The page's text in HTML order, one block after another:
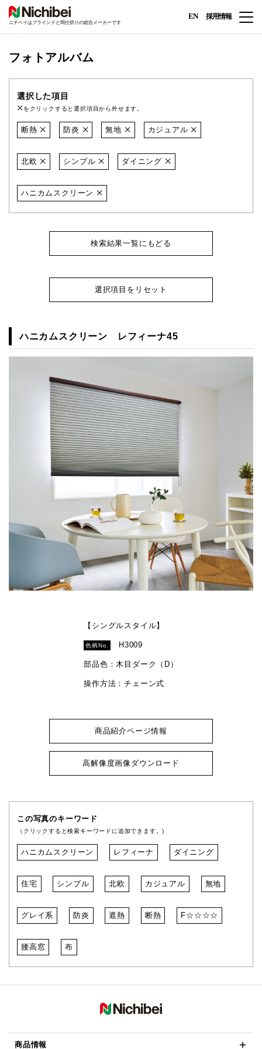
ニチベイはブラインドと間仕切りの総合メーカーです
EN 採用情報
フォトアルバム
選択した項目
をクリックすると選択項目から外せます。
断熱 防炎 無地 カジュアル
北欧 シンプル ダイニング
ハニカムスクリーン
検索結果一覧にもどる
選択項目をリセット
ハニカムスクリーン レフィーナ45
【シングルスタイル】
色柄No. H3009
部品色：木目ダーク（D）
操作方法：チェーン式
商品紹介ページ情報
高解像度画像ダウンロード
この写真のキーワード
（クリックすると検索キーワードに追加できます。)
ハニカムスクリーン レフィーナ ダイニング
住宅 シンプル 北欧 カジュアル 無地
グレイ系 防炎 遮熱 断熱 F☆☆☆☆
腰高窓 布
商品情報